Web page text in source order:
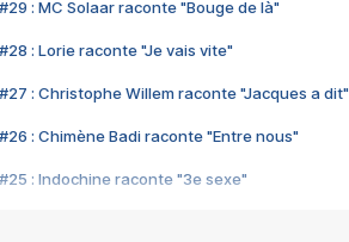
#29 : MC Solaar raconte "Bouge de là"
#28 : Lorie raconte "Je vais vite"
#27 : Christophe Willem raconte "Jacques a dit"
#26 : Chimène Badi raconte "Entre nous"
#25 : Indochine raconte "3e sexe"